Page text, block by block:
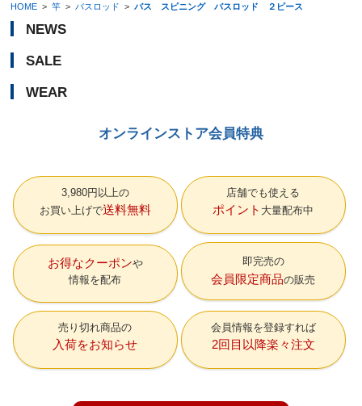
HOME > 竿 > バスロッド > バス スピニング バスロッド ２ピース
NEWS
SALE
WEAR
オンラインストア会員特典
3,980円以上の
お買い上げで送料無料
店舗でも使える
ポイント 大量配布中
お得なクーポン
情報を配布
即完売の
会員限定商品の販売
売り切れ商品の
入荷をお知らせ
会員情報を登録すれば
2回目以降楽々注文